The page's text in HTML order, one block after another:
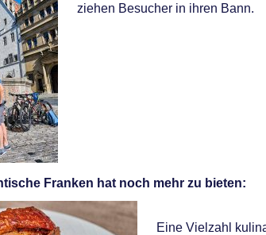
ziehen Besucher in ihren Bann.
Franken hat noch mehr zu bieten:
Eine Vielzahl